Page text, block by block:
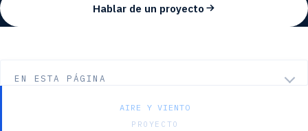
Hablar de un proyecto
AIRE Y VIENTO
PROYECTO
EN ESTA PÁGINA